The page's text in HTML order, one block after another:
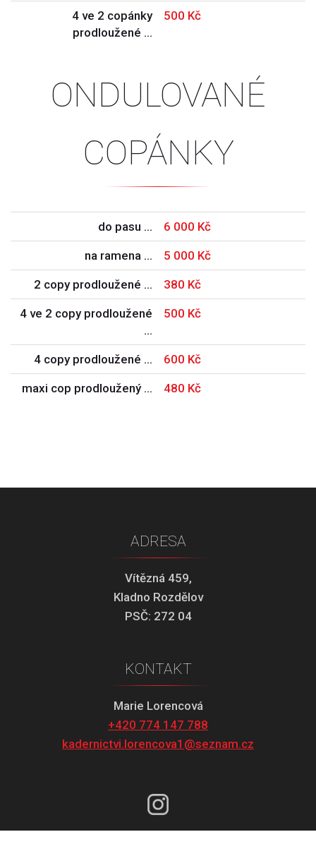
4 ve 2 copánky
prodloužené …
500 Kč
ondulované
copánky
do pasu … 6 000 Kč
na ramena … 5 000 Kč
2 copy prodloužené … 380 Kč
4 ve 2 copy prodloužené
…
500 Kč
4 copy prodloužené … 600 Kč
maxi cop prodloužený … 480 Kč
adresa
Vítězná 459,
Kladno Rozdělov
PSČ: 272 04
kontakt
Marie Lorencová
+420 774 147 788
kadernictvi.lorencova1@seznam.cz